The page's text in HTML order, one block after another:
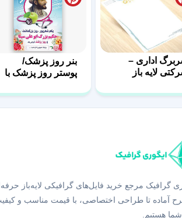
اداری –
لایه باز
بنر روز پزشک/
پوستر روز پزشک با
گرافیک مرجع خرید فایل‌های گرافیکی لایه‌باز
آماده تا طراحی اختصاصی، با قیمت مناسب و
شما هستیم.